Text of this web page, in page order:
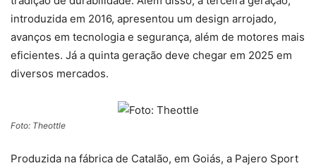
introduzida em 2016, apresentou um design arrojado,
avanços em tecnologia e segurança, além de motores mais
eficientes. Já a quinta geração deve chegar em 2025 em
diversos mercados.
Foto: Theottle
Produzida na fábrica de Catalão, em Goiás, a Pajero Sport